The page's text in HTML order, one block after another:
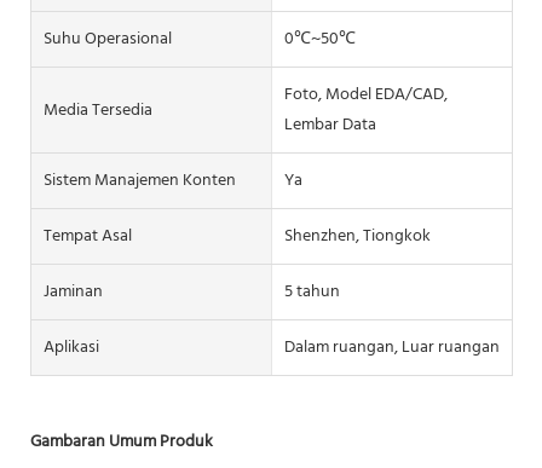
Suhu Operasional
0℃~50℃
Media Tersedia
Foto, Model EDA/CAD,
Lembar Data
Sistem Manajemen Konten
Ya
Tempat Asal
Shenzhen, Tiongkok
Jaminan
5 tahun
Aplikasi
Dalam ruangan, Luar ruangan
Gambaran Umum Produk